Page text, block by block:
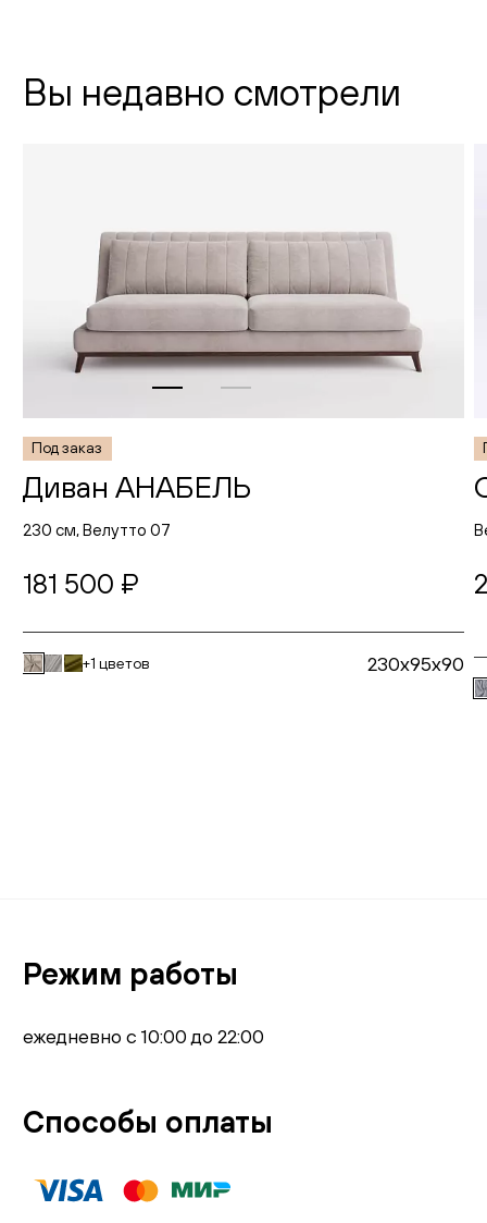
Вы недавно смотрели
Диван АНАБЕЛЬ
Под заказ
230 см, Велутто 07
181 500 ₽
+1 цветов
230x95x90
Режим работы
ежедневно с 10:00 до 22:00
Способы оплаты